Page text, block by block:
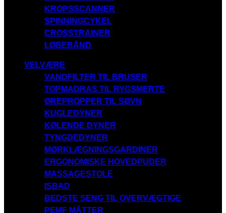
KROPSSCANNER
SPINNINGCYKEL
CROSSTRAINER
LØBEBÅND
VELVÆRE
VANDFILTER TIL BRUSER
TOPMADRAS TIL RYGSMERTE
ØREPROPPER TIL SØVN
KUGLEDYNER
KØLENDE DYNER
TYNGDEDYNER
MØRKLÆGNINGSGARDINER
ERGONOMISKE HOVEDPUDER
MASSAGESTOLE
ISBAD
BEDSTE SENG TIL OVERVÆGTIGE
PEMF MÅTTER